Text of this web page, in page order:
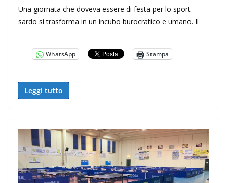
Una giornata che doveva essere di festa per lo sport
sardo si trasforma in un incubo burocratico e umano. Il
WhatsApp Stampa
Leggi tutto